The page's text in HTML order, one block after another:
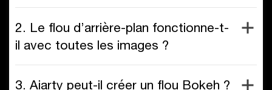
2. Le flou d’arrière-plan fonctionne-t-
il avec toutes les images ?
3. Aiarty peut-il créer un flou Bokeh ?